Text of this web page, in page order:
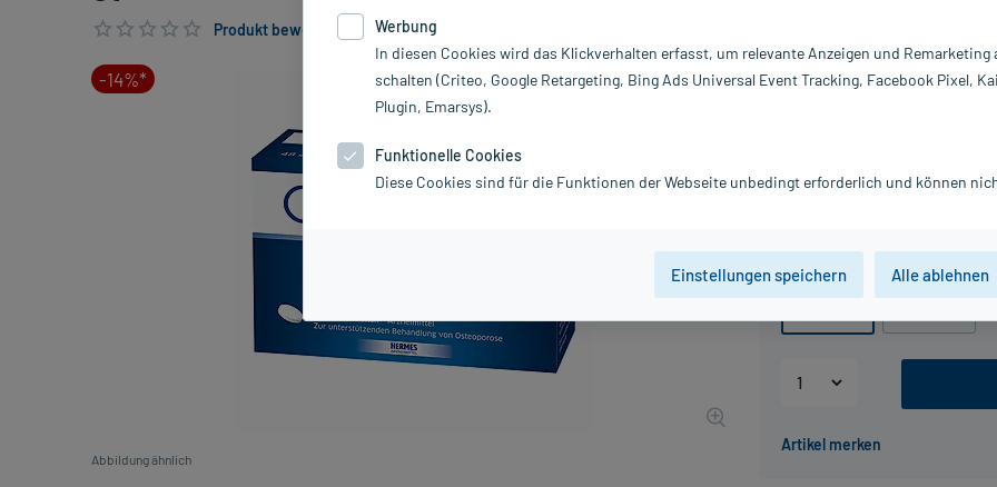
Produkt bewerten & PlusHerzen sichern
-14%*
Abbildung ähnlich
22,23 € UVP 25,95 € 223
PZN:
Hersteller:
Werbung
In diesen Cookies wird das Klickverhalten erfasst, um relevante Anzeigen und Remarketing
schalten (Criteo, Google Retargeting, Bing Ads Universal Event Tracking, Facebook Pixel,
Plugin, Emarsys).
Funktionelle Cookies
Diese Cookies sind für die Funktionen der Webseite unbedingt erforderlich und können
Einstellungen speichern Alle ablehnen